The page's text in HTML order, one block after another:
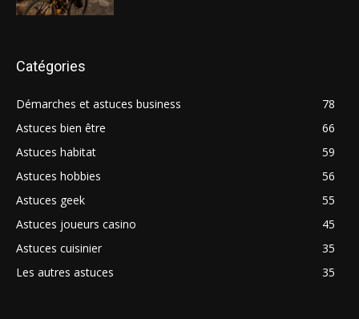
Catégories
Démarches et astuces business
78
Astuces bien être
66
Astuces habitat
59
Astuces hobbies
56
Astuces geek
55
Astuces joueurs casino
45
Astuces cuisinier
35
Les autres astuces
35